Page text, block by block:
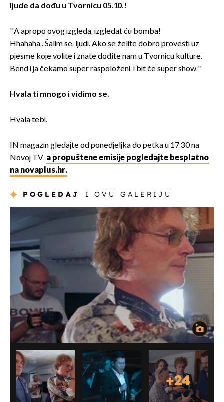
ljude da dođu u Tvornicu 05.10.!
''A apropo ovog izgleda, izgledat ću bomba!
Hhahaha...Šalim se, ljudi. Ako se želite dobro provesti uz
pjesme koje volite i znate dođite nam u Tvornicu kulture.
Bend i ja čekamo super raspoloženi, i bit će super show.''
Hvala ti mnogo i vidimo se.
Hvala tebi.
IN magazin gledajte od ponedjeljka do petka u 17:30 na
Novoj TV, a propuštene emisije pogledajte besplatno
na novaplus.hr.
POGLEDAJ I OVU GALERIJU
+24